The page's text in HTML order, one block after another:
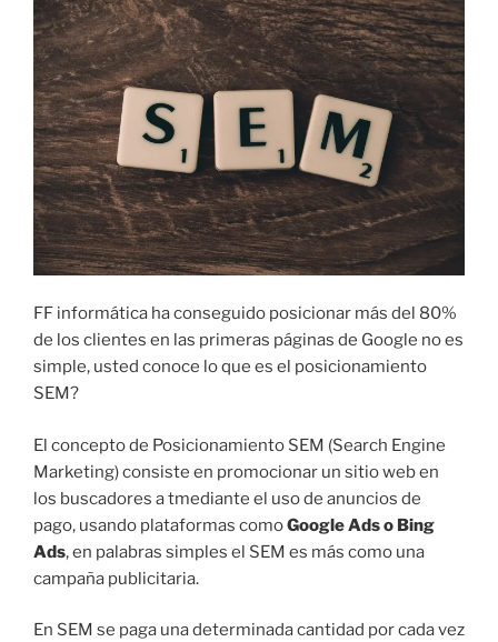
C
A
D
O
E
L
FF informática ha conseguido posicionar más del 80%
de los clientes en las primeras páginas de Google no es
simple, usted conoce lo que es el posicionamiento
SEM?
El concepto de Posicionamiento SEM (Search Engine
Marketing) consiste en promocionar un sitio web en
los buscadores a tmediante el uso de anuncios de
pago, usando plataformas comoGoogle Ads o Bing
Ads, en palabras simples el SEM es más como una
campaña publicitaria.
En SEM se paga una determinada cantidad por cada vez